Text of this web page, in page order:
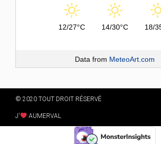
12/27°C 14/30°C 18/
Data from MeteoArt.com
© 2020 TOUT DROIT RÉSERVÉ
J' AUMERVAL